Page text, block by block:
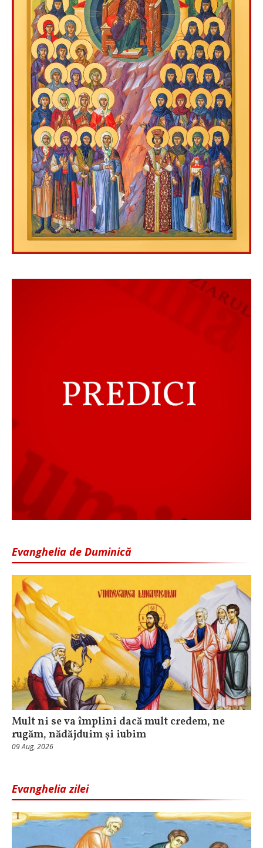
Evanghelia de Duminică
Mult ni se va împlini dacă mult credem, ne
rugăm, nădăjduim și iubim
09 Aug, 2026
Evanghelia zilei